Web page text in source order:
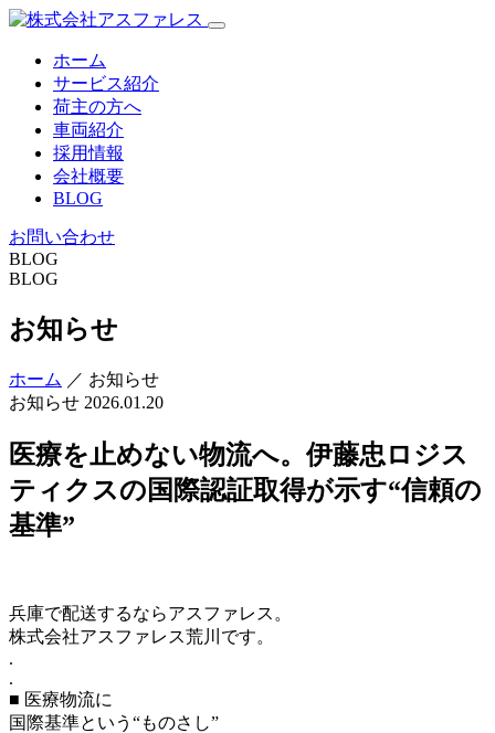
ホーム
サービス紹介
荷主の方へ
車両紹介
採用情報
会社概要
BLOG
お問い合わせ
BLOG
BLOG
お知らせ
ホーム ／ お知らせ
お知らせ 2026.01.20
医療を止めない物流へ。伊藤忠ロジス
ティクスの国際認証取得が示す“信頼の
基準”
兵庫で配送するならアスファレス。
株式会社アスファレス荒川です。
.
.
■ 医療物流に
国際基準という“ものさし”